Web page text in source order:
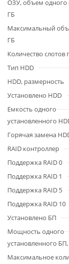
ОЗУ, объем одного
ГБ
Максимальный
ГБ
Количество слотов
Тип HDD
HDD, размерность
Установлено HDD
Емкость одного
установленного
Горячая замена
RAID контроллер
Поддержка RAID 0
Поддержка RAID 1
Поддержка RAID 5
Поддержка RAID 10
Установлено БП
Мощность одного
установленного БП,
Максимальное